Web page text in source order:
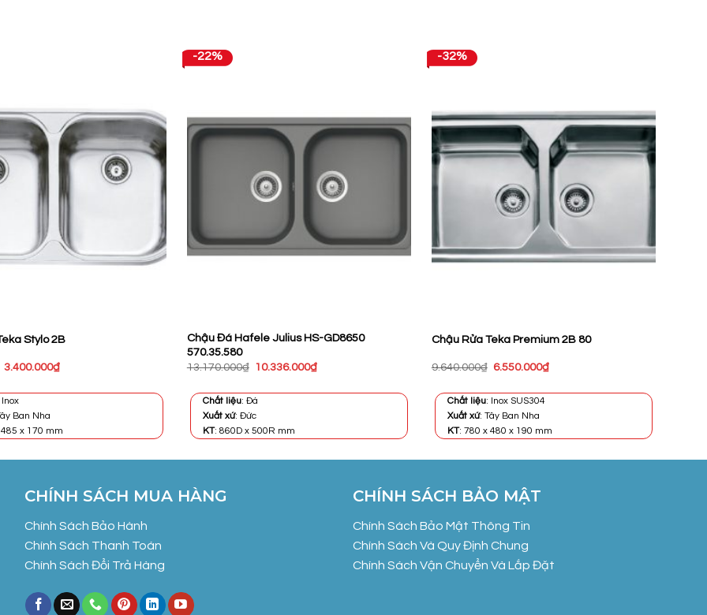
Stylo 2B
Giá
5.049.000₫.
3.400.000₫Giá
Inox
Ban Nha
x 170 mm
-22%
Chậu Đá Hafele Julius HS-GD8650
570.35.580
13.170.000₫ Giá
13.170.000₫.
10.336.000₫Giá
Chất liệu: Đá
Xuất xứ: Đức
KT: 860D x 500R mm
-32%
Chậu Rửa Teka Premium 2B 80
9.640.000₫ Giá
9.640.000₫.
6.550.000₫Giá
Chất liệu: Inox SUS304
Xuất xứ: Tây Ban Nha
KT: 780 x 480 x 190 mm
CHÍNH SÁCH MUA HÀNG
Chính Sách Bảo Hành
Chính Sách Thanh Toán
Chính Sách Đổi Trả Hàng
CHÍNH SÁCH BẢO MẬT
Chính Sách Bảo Mật Thông Tin
Chính Sách Và Quy Định Chung
Chính Sách Vận Chuyển Và Lắp Đặt